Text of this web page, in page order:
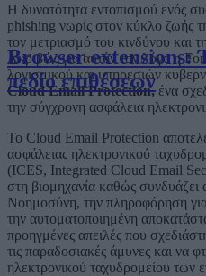
Browser extensions:
πεδίο επιθέσεων
Η δυνατότητα εντοπισμού ενός
phishing νωρίς στον κύκλο ζωής
τον μετριασμό του κινδύνου και
Ακριβώς για αυτόν τον λόγο η
λογισμικού και υπηρεσιών
Cloud Email Protection,ένα
την σύγχρονη ασφάλεια
To Cloud Email Protection
ασφάλειας ηλεκτρονικού
(ICES, Integrated Cloud Email
στη βιομηχανία καθώς
Νοημοσύνη, την πληροφόρηση
την αυτοματοποιημένη
προηγμένες απειλές που
τις παραδοσιακές άμυνες και να
ηλεκτρονικού ταχυδρομείου των